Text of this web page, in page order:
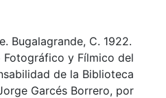
Bugalagrande, C. 1922.
y Fílmico del
de la Biblioteca
Garcés Borrero, por